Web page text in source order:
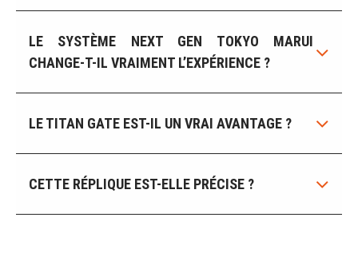
LE SYSTÈME NEXT GEN TOKYO MARUI
CHANGE-T-IL VRAIMENT L’EXPÉRIENCE ?
LE TITAN GATE EST-IL UN VRAI AVANTAGE ?
CETTE RÉPLIQUE EST-ELLE PRÉCISE ?